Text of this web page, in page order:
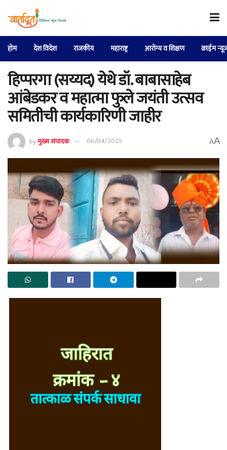
होम देश विदेश राजकीय महाराष्ट्र आरोग्य व शिक्षण क्राईम
हिप्परगा (सय्यद) येथे डॉ. बाबासाहेब
आंबेडकर व महात्मा फुले जयंती उत्सव
समितीची कार्यकारिणी जाहीर
byमुख्य संपादक 06/04/2025 AA